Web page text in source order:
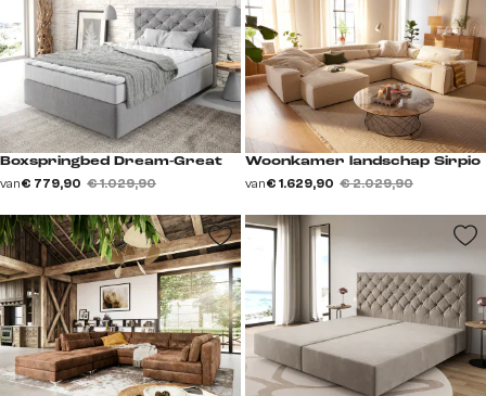
Boxspringbed Dream-Great
van€ 779,90 € 1.029,90
Woonkamer landschap Sirpio
van€ 1.629,90 € 2.029,90